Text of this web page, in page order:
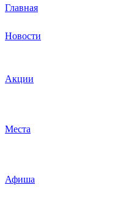
Главная
Новости
Акции
Места
Афиша